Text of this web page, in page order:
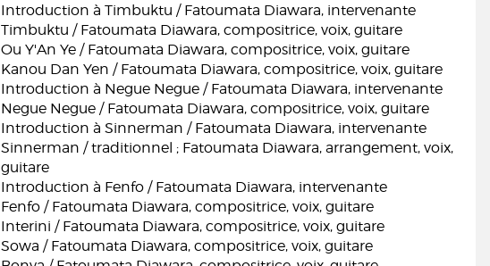
Introduction à Timbuktu / Fatoumata Diawara, intervenante
Timbuktu / Fatoumata Diawara, compositrice, voix, guitare
Ou Y'An Ye / Fatoumata Diawara, compositrice, voix, guitare
Kanou Dan Yen / Fatoumata Diawara, compositrice, voix, guitare
Introduction à Negue Negue / Fatoumata Diawara, intervenante
Negue Negue / Fatoumata Diawara, compositrice, voix, guitare
Introduction à Sinnerman / Fatoumata Diawara, intervenante
Sinnerman / traditionnel ; Fatoumata Diawara, arrangement, voix,
guitare
Introduction à Fenfo / Fatoumata Diawara, intervenante
Fenfo / Fatoumata Diawara, compositrice, voix, guitare
Interini / Fatoumata Diawara, compositrice, voix, guitare
Sowa / Fatoumata Diawara, compositrice, voix, guitare